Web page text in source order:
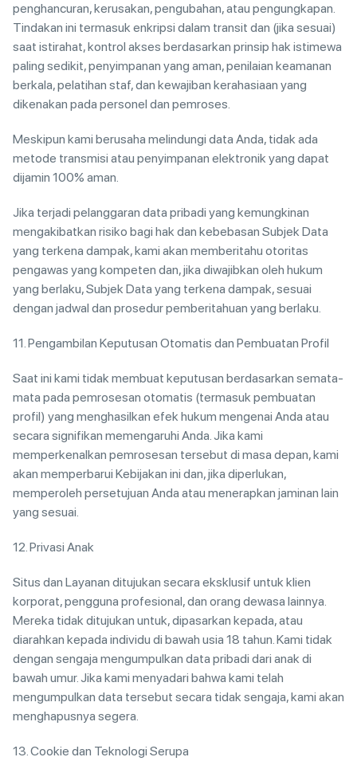
penghancuran, kerusakan, pengubahan, atau pengungkapan.
Tindakan ini termasuk enkripsi dalam transit dan (jika sesuai)
saat istirahat, kontrol akses berdasarkan prinsip hak istimewa
paling sedikit, penyimpanan yang aman, penilaian keamanan
berkala, pelatihan staf, dan kewajiban kerahasiaan yang
dikenakan pada personel dan pemroses.
Meskipun kami berusaha melindungi data Anda, tidak ada
metode transmisi atau penyimpanan elektronik yang dapat
dijamin 100% aman.
Jika terjadi pelanggaran data pribadi yang kemungkinan
mengakibatkan risiko bagi hak dan kebebasan Subjek Data
yang terkena dampak, kami akan memberitahu otoritas
pengawas yang kompeten dan, jika diwajibkan oleh hukum
yang berlaku, Subjek Data yang terkena dampak, sesuai
dengan jadwal dan prosedur pemberitahuan yang berlaku.
11. Pengambilan Keputusan Otomatis dan Pembuatan Profil
Saat ini kami tidak membuat keputusan berdasarkan semata-
mata pada pemrosesan otomatis (termasuk pembuatan
profil) yang menghasilkan efek hukum mengenai Anda atau
secara signifikan memengaruhi Anda. Jika kami
memperkenalkan pemrosesan tersebut di masa depan, kami
akan memperbarui Kebijakan ini dan, jika diperlukan,
memperoleh persetujuan Anda atau menerapkan jaminan lain
yang sesuai.
12. Privasi Anak
Situs dan Layanan ditujukan secara eksklusif untuk klien
korporat, pengguna profesional, dan orang dewasa lainnya.
Mereka tidak ditujukan untuk, dipasarkan kepada, atau
diarahkan kepada individu di bawah usia 18 tahun. Kami tidak
dengan sengaja mengumpulkan data pribadi dari anak di
bawah umur. Jika kami menyadari bahwa kami telah
mengumpulkan data tersebut secara tidak sengaja, kami akan
menghapusnya segera.
13. Cookie dan Teknologi Serupa